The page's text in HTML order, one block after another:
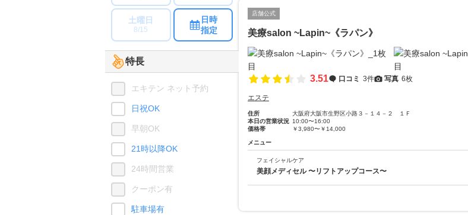
店舗公式
美療salon ~Lapin~《ラパン》
3.51 口コミ 3件 写真 6枚
エステ
住所
大阪府大阪市生野区小路３－１４－２ １Ｆ
本日の営業状況 10:00〜16:00
価格帯
￥3,980〜￥14,000
メニュー
フェイシャルケア
美顔メディセル 〜リフトアップコース〜
土曜日
8/15
日時
指定
特長
エキテン ネット予約
日祝OK
早朝OK
21時以降OK
24時間営業
クーポン有
駐車場有